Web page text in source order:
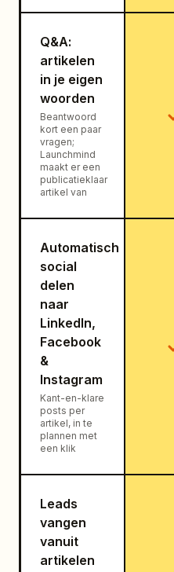
Q&A:
artikelen
in je eigen
woorden
Beantwoord
kort een paar
vragen;
Launchmind
maakt er een
publicatieklaar
artikel van
Automatisch
social
delen
naar
LinkedIn,
Facebook
&
Instagram
Kant-en-klare
posts per
artikel, in te
plannen met
een klik
Leads
vangen
vanuit
artikelen